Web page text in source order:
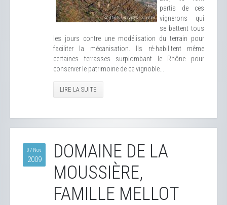
partis de ces
vignerons qui
se battent tous
les jours contre une modélisation du terrain pour
faciliter la mécanisation. Ils ré-habilitent même
certaines terrasses surplombant le Rhône pour
conserver le patrimoine de ce vignoble...
LIRE LA SUITE
07 Nov
2009
DOMAINE DE LA
MOUSSIÈRE,
FAMILLE MELLOT